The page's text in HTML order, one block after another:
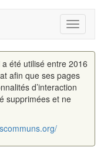
Toggle
été utilisé entre 2016
afin que ses pages
d’interaction
supprimées et ne